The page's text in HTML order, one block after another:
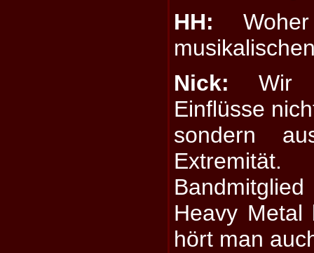
HH:
Nick: Wir
Einflüsse
sondern
Heavy Metal
hört man